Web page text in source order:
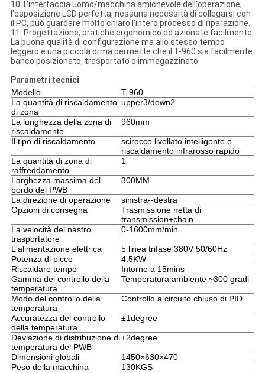
10. L'interfaccia uomo/macchina amichevole dell'operazione,
l'esposizione LCD perfetta, nessuna necessità di collegarsi con
il PC, può guardare molto chiaro l'intero processo di riparazione.
11. Progettazione, pratiche ergonomico ed azionate facilmente.
La buona qualità di configurazione ma allo stesso tempo
leggero e una piccola orma permette che il T-960 sia facilmente
banco posizionato, trasportato o immagazzinato.
Parametri tecnici
Modello
T-960
La quantità di riscaldamento
di zona
upper3/down2
La lunghezza della zona di
riscaldamento
960mm
Il tipo di riscaldamento
scirocco livellato intelligente e
riscaldamento infrarosso rapido
La quantità di zona di
raffreddamento
1
Larghezza massima del
bordo del PWB
300MM
La direzione di operazione
sinistra--destra
Opzioni di consegna
Trasmissione netta di
transmission+chain
La velocità del nastro
trasportatore
0-1600mm/min
L'alimentazione elettrica
5 linea trifase 380V 50/60Hz
Potenza di picco
4.5KW
Riscaldare tempo
Intorno a 15mins
Gamma del controllo della
temperatura
Temperatura ambiente ~300 gradi
Modo del controllo della
temperatura
Controllo a circuito chiuso di PID
Accuratezza del controllo
della temperatura
±1degree
Deviazione di distribuzione di
temperatura del PWB
±2degree
Dimensioni globali
1450×630×470
Peso della macchina
130KGS